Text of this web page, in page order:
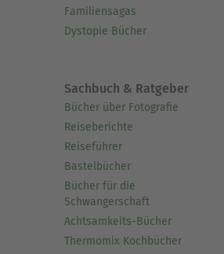
Familiensagas
Dystopie Bücher
Sachbuch & Ratgeber
Bücher über Fotografie
Reiseberichte
Reiseführer
Bastelbücher
Bücher für die
Schwangerschaft
Achtsamkeits-Bücher
Thermomix Kochbücher